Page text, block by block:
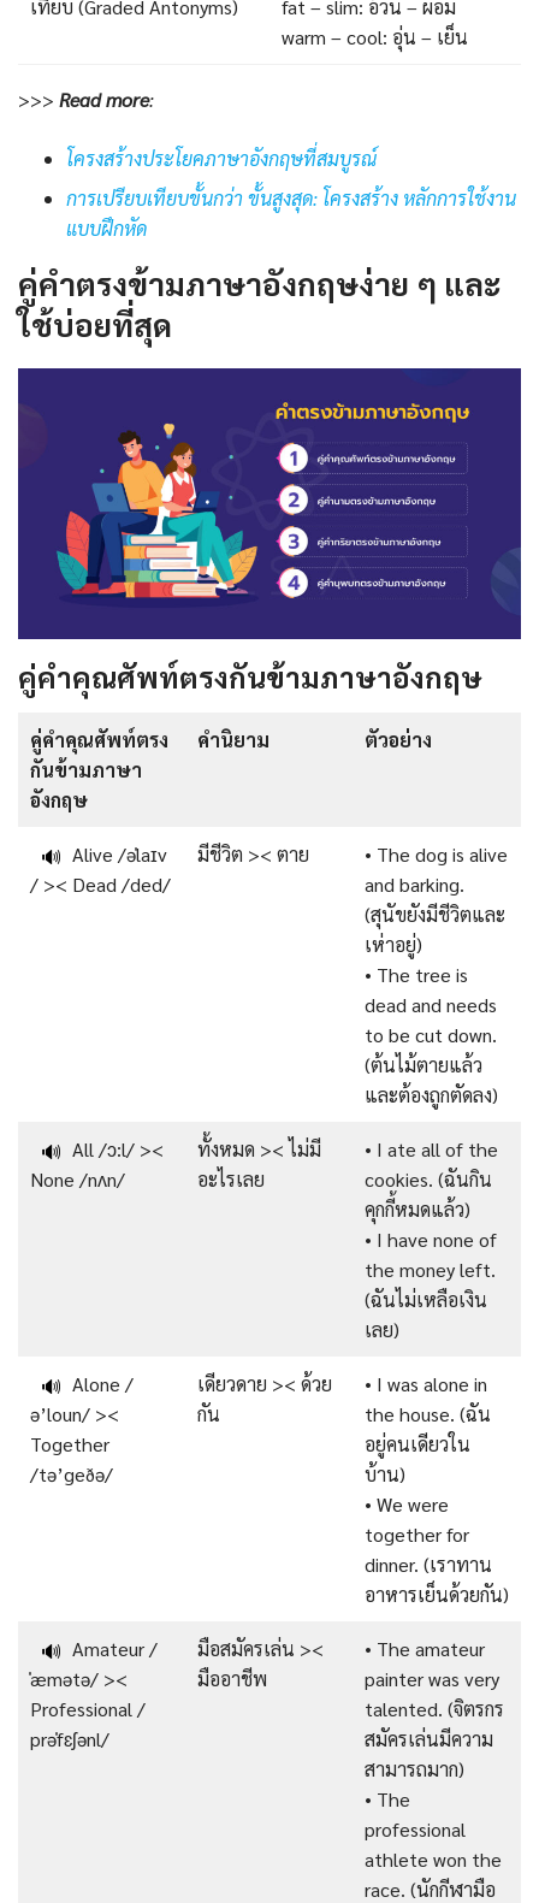
เทียบ (Graded Antonyms)
fat – slim: อ้วน – ผอม
warm – cool: อุ่น – เย็น
>>> Read more:
โครงสร้างประโยคภาษาอังกฤษที่สมบูรณ์
การเปรียบเทียบขั้นกว่า ขั้นสูงสุด: โครงสร้าง หลักการใช้งาน
แบบฝึกหัด
คู่คําตรงข้ามภาษาอังกฤษง่าย ๆ และ
ใช้บ่อยที่สุด
คู่คำคุณศัพท์ตรงกันข้ามภาษาอังกฤษ
คู่คำคุณศัพท์ตรง
กันข้ามภาษา
อังกฤษ
คำนิยาม ตัวอย่าง
🔊 Alive /əˈlaɪv
/ >< Dead /ded/
มีชีวิต >< ตาย
• The dog is alive
and barking.
(สุนัขยังมีชีวิตและ
เห่าอยู่)
• The tree is
dead and needs
to be cut down.
(ต้นไม้ตายแล้ว
และต้องถูกตัดลง)
🔊 All /ɔ:l/ ><
None /nʌn/
ทั้งหมด >< ไม่มี
อะไรเลย
• I ate all of the
cookies. (ฉันกิน
คุกกี้หมดแล้ว)
• I have none of
the money left.
(ฉันไม่เหลือเงิน
เลย)
🔊 Alone /
ə’loun/ ><
Together
/tə’geðə/
เดียวดาย >< ด้วย
กัน
• I was alone in
the house. (ฉัน
อยู่คนเดียวใน
บ้าน)
• We were
together for
dinner. (เราทาน
อาหารเย็นด้วยกัน)
🔊 Amateur /
ˈæmətə/ ><
Professional /
prəˈfɛʃənl/
มือสมัครเล่น ><
มืออาชีพ
• The amateur
painter was very
talented. (จิตรกร
สมัครเล่นมีความ
สามารถมาก)
• The
professional
athlete won the
race. (นักกีฬามือ